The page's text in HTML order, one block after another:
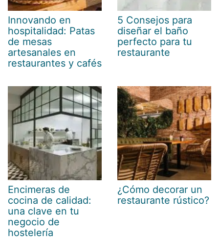
Innovando en
hospitalidad: Patas
de mesas
artesanales en
restaurantes y cafés
5 Consejos para
diseñar el baño
perfecto para tu
restaurante
Encimeras de
cocina de calidad:
una clave en tu
negocio de
hostelería
¿Cómo decorar un
restaurante rústico?